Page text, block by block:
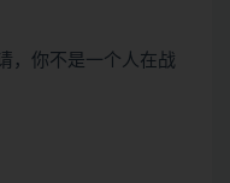
，你不是一个人在战